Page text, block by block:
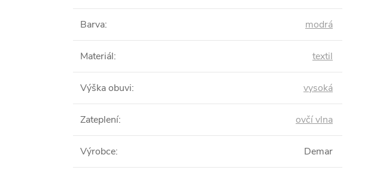
Barva: modrá
Materiál: textil
Výška obuvi: vysoká
Zateplení: ovčí vlna
Výrobce: Demar